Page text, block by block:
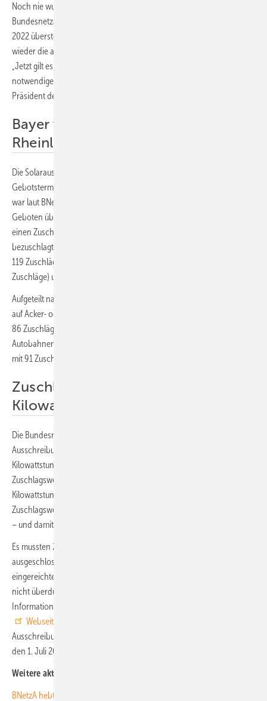
Noch nie wurden in einer solchen Ausschreibung der
Bundesnetzagentur so viele Gebote eingereicht. Erstmals seit Juni
2022 übersteigen die Gebote bei einer Photovoltaikausschreibung
wieder die ausgeschriebene Menge von 1.950 Megawatt deutlich.
„Jetzt gilt es, dieses hohe Gebotsniveau zu halten, um den
notwendigen Zubau dauerhaft voranzutreiben“, betont Klaus Müller,
Präsident der Bundesnetzagentur.
Bayer vor Brandenburg und
Rheinland-Pfalz
Die Solarausschreibung für Solaranlagen des ersten Segments, zum
Gebotstermin 1. März 2023 waren demnach deutlich überzeichnet. Es
war laut BNetzA sogar der Gebotstermin mit der höchsten Anzahl an
Geboten überhaupt. Damit erhalten 245 Gebote mit 1.952 Megawatt
einen Zuschlag. Regional betrachtet entfällt das weitaus größte
bezuschlagte Volumen auf Gebote mit Standorten in Bayern (845 MW,
119 Zuschläge), gefolgt von Standorten in Brandenburg (223 MW, 17
Zuschläge) und Rheinland-Pfalz (163 MW, 18 Zuschläge).
Aufgeteilt nach Kategorien konnten die meisten Zuschläge an Projekte
auf Acker- oder Grünlandflächen erteilt werden. Insgesamt waren das
86 Zuschläge mit 851 Megawatt. Auf die Kategorie Randstreifen an
Autobahnen oder Schienenwegen entfiel das zweithöchste Volumen
mit 91 Zuschlägen mit 755 Megawatt.
Zuschlag im Schnitt 7,03 Cent pro
Kilowattstunden
Die Bundesnetzagentur hatte den Höchstwert für dieses
Ausschreibungssegment vor dem Gebotstermin auf 7,37 Cent pro
Kilowattstunden angehoben. Die im Gebotspreisverfahren ermittelten
Zuschlagswerte liegen zwischen 5,29 und 7,30 Cent pro
Kilowattstunden. Der durchschnittliche (mengengewichtete)
Zuschlagswert lag in dieser Runde bei 7,03 Cent pro Kilowattstunden
– und damit deutlich unter dem Höchstwert.
Es mussten 25 Gebote aufgrund von Formfehlern vom Verfahren
ausgeschlossen werden. Aufgrund der hohen Anzahl an
eingereichten Geboten sei dieser Wert mit unter zehn Prozent aber
nicht überdurchschnittlich hoch, erklärt die Bonner Behörde.
Informationen zu den weiteren Verfahrensschritten stehen auf der
Webseite der Bundesnetzagentur.
Ausschreibungsrunde für Solaranlagen des ersten Segments ist auf
den 1. Juli 2023 terminiert.(nhp)
Weitere aktuelle News:
BNetzA hebt Höchstwert für Innovationsausschreibungen an